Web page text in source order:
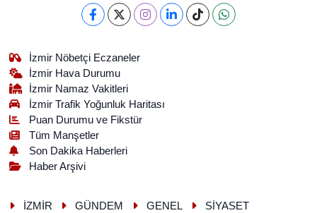
İzmir Nöbetçi Eczaneler
İzmir Hava Durumu
İzmir Namaz Vakitleri
İzmir Trafik Yoğunluk Haritası
Puan Durumu ve Fikstür
Tüm Manşetler
Son Dakika Haberleri
Haber Arşivi
İZMİR GÜNDEM GENEL
SİYASET